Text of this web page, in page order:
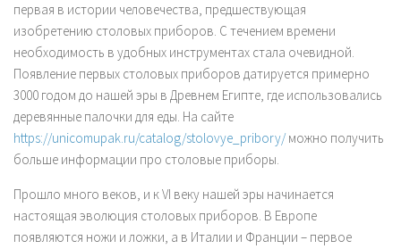
первая в истории человечества, предшествующая
изобретению столовых приборов. С течением времени
необходимость в удобных инструментах стала очевидной.
Появление первых столовых приборов датируется примерно
3000 годом до нашей эры в Древнем Египте, где использовались
деревянные палочки для еды. На сайте
https://unicomupak.ru/catalog/stolovye_pribory/ можно получить
больше информации про столовые приборы.
Прошло много веков, и к VI веку нашей эры начинается
настоящая эволюция столовых приборов. В Европе
появляются ножи и ложки, а в Италии и Франции – первое